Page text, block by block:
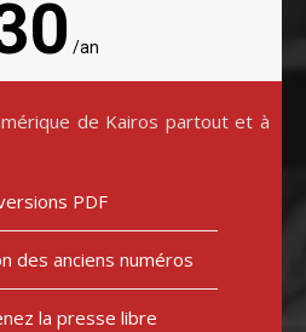
/an
de Kairos partout et à
PDF
des anciens numéros
la presse libre